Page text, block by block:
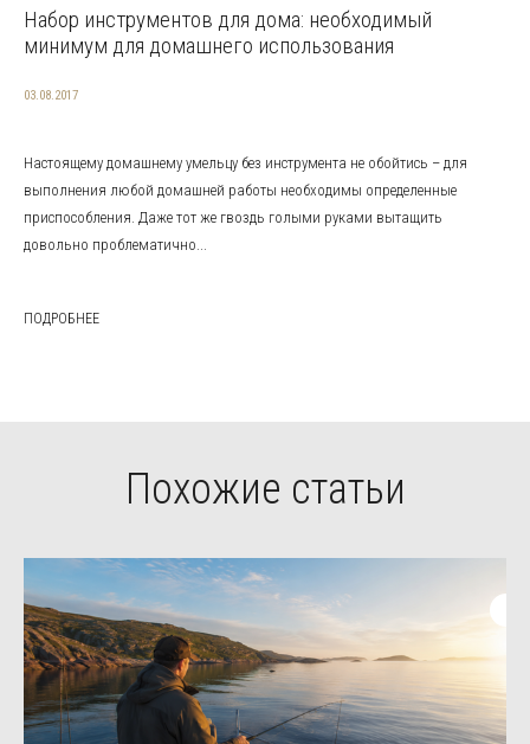
Набор инструментов для дома: необходимый
минимум для домашнего использования
03.08.2017
Настоящему домашнему умельцу без инструмента не обойтись – для
выполнения любой домашней работы необходимы определенные
приспособления. Даже тот же гвоздь голыми руками вытащить
довольно проблематично...
ПОДРОБНЕЕ
Похожие статьи